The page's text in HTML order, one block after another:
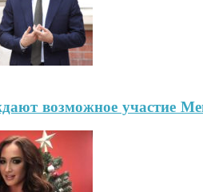
возможное участие